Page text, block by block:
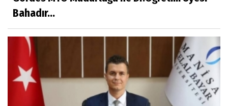
Kahramanlar
Prof.Dr.Süleyman Sami İLKER
Mühendislerin de Sanat Ruhu Olmalı
Bahadır...